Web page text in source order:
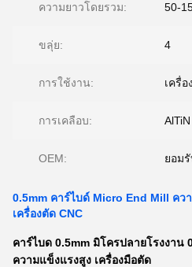
ความยาวโดยรวม: 50-
ขลุ่ย: 4
การใช้งาน: เครื่
การเคลือบ: AlTiN
OEM: ยอม
0.5mm คาร์ไบด์ Micro End Mill คว
เครื่องตัด CNC
คาร์ไบด 0.5mm มิโครปลายโรงงาน
ความแข็งแรงสูง เครื่องมือตัด